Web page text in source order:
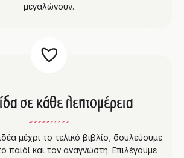
μεγαλώνουν.
σε κάθε λεπτομέρεια
μέχρι το τελικό βιβλίο, δουλεύουμε
παιδί και τον αναγνώστη. Επιλέγουμε